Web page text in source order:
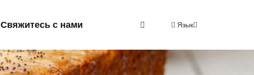
Свяжитесь с нами Язык